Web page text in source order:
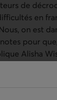
de
en
on est
pour
Alisha
des 17